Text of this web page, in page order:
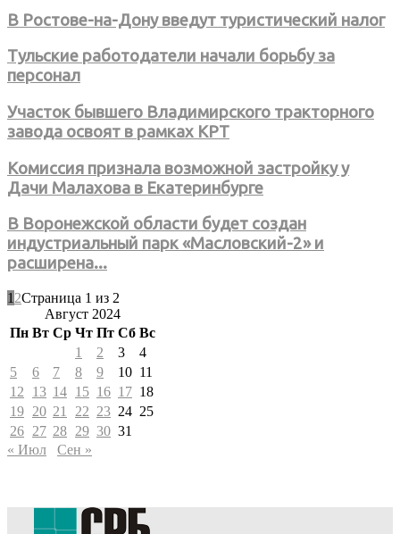
В Ростове-на-Дону введут туристический налог
Тульские работодатели начали борьбу за
персонал
Участок бывшего Владимирского тракторного
завода освоят в рамках КРТ
Комиссия признала возможной застройку у
Дачи Малахова в Екатеринбурге
В Воронежской области будет создан
индустриальный парк «Масловский-2» и
расширена...
1 2Страница 1 из 2
Август 2024
Пн Вт Ср Чт Пт Сб Вс
1
2 3
4
5
6 7 8 9 10 11
12
13 14 15 16 17 18
19 20 21 22 23 24 25
26 27 28 29 30 31
« Июл
Сен »